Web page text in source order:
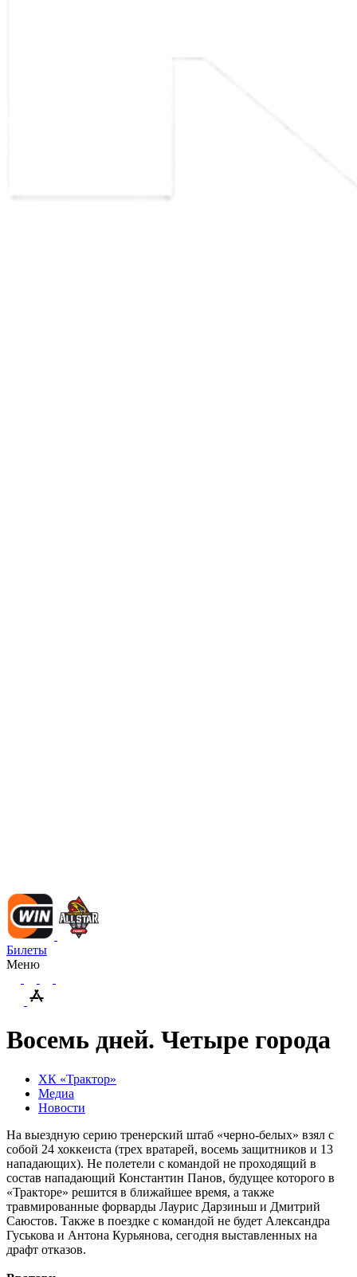
Билеты
Меню
Восемь дней. Четыре города
ХК «Трактор»
Медиа
Новости
На выездную серию тренерский штаб «черно-белых» взял с
собой 24 хоккеиста (трех вратарей, восемь защитников и 13
нападающих). Не полетели с командой не проходящий в
состав нападающий Константин Панов, будущее которого в
«Тракторе» решится в ближайшее время, а также
травмированные форварды Лаурис Дарзиньш и Дмитрий
Саюстов. Также в поездке с командой не будет Александра
Гуськова и Антона Курьянова, сегодня выставленных на
драфт отказов.